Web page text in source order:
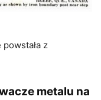
z
metalu na